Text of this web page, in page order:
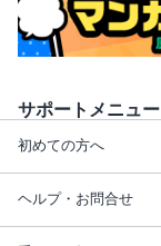
サポートメニュー
初めての方へ
ヘルプ・お問合せ